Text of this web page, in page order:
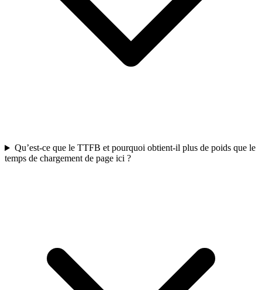
Qu’est-ce que le TTFB et pourquoi obtient-il plus de poids que le
temps de chargement de page ici ?